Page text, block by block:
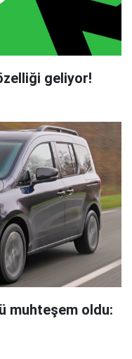
geliyor!
muhteşem oldu: